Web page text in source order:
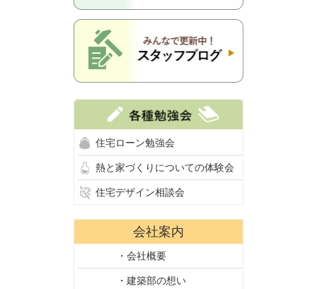
住宅ローン勉強会
熱と家づくりについての体験会
住宅デザイン相談会
会社案内
・会社概要
・建築部の想い